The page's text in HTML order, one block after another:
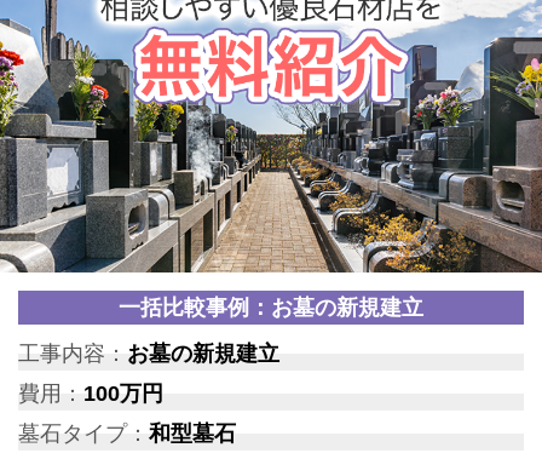
一括比較事例：お墓の新規建立
工事内容： お墓の新規建立
費用： 100万円
墓石タイプ：和型墓石